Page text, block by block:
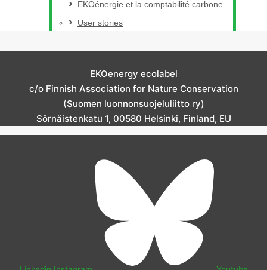
EKOénergie et la comptabilité carbone
User stories
EKOenergy ecolabel
c/o Finnish Association for Nature Conservation
(Suomen luonnonsuojeluliitto ry)
Sörnäistenkatu 1, 00580 Helsinki, Finland, EU